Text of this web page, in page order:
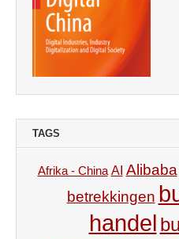
TAGS
Afrika - China AI Alibaba
betrekkingen
handel